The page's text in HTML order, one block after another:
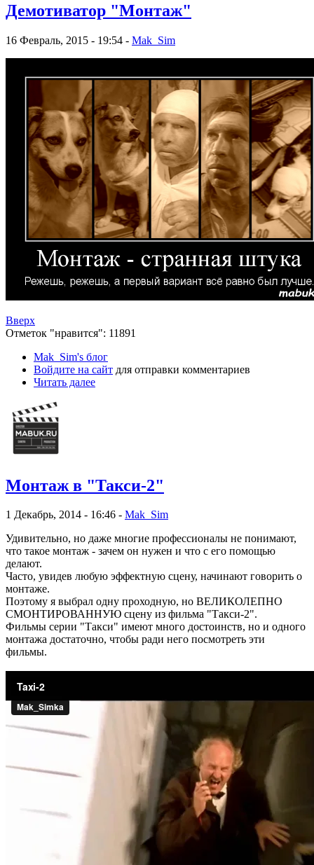
Демотиватор "Монтаж"
16 Февраль, 2015 - 19:54 - Mak_Sim
Вверх
Отметок "нравится": 11891
Mak_Sim's блог
Войдите на сайт для отправки комментариев
Читать далее
Монтаж в "Такси-2"
1 Декабрь, 2014 - 16:46 - Mak_Sim
Удивительно, но даже многие профессионалы не понимают,
что такое монтаж - зачем он нужен и что с его помощью
делают.
Часто, увидев любую эффектную сцену, начинают говорить о
монтаже.
Поэтому я выбрал одну проходную, но ВЕЛИКОЛЕПНО
СМОНТИРОВАННУЮ сцену из фильма "Такси-2".
Фильмы серии "Такси" имеют много достоинств, но и одного
монтажа достаточно, чтобы ради него посмотреть эти
фильмы.